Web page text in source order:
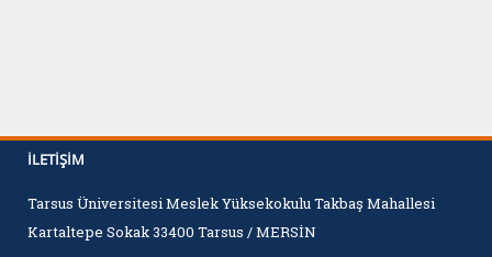
İLETIŞIM
Tarsus Üniversitesi Meslek Yüksekokulu Takbaş Mahallesi
Kartaltepe Sokak 33400 Tarsus / MERSİN